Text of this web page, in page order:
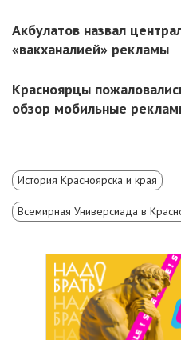
Акбулатов назвал
«вакханалией» рекламы
Красноярцы
обзор мобильные
История Красноярска и края
Всемирная Универсиада в